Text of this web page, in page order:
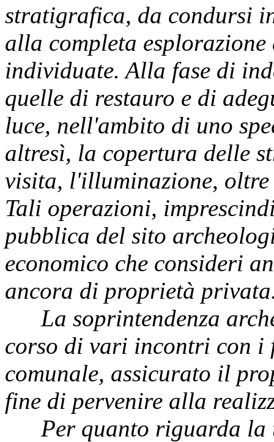
stratigrafica, da condursi
alla completa esplorazione
individuate. Alla fase di
quelle di restauro e di
luce, nell'ambito di uno
altresì, la copertura delle
visita, l'illuminazione,
Tali operazioni,
pubblica del sito
economico che consideri
ancora di proprietà
La soprintendenza
corso di vari incontri con i
comunale, assicurato il
fine di pervenire alla
Per quanto riguarda la